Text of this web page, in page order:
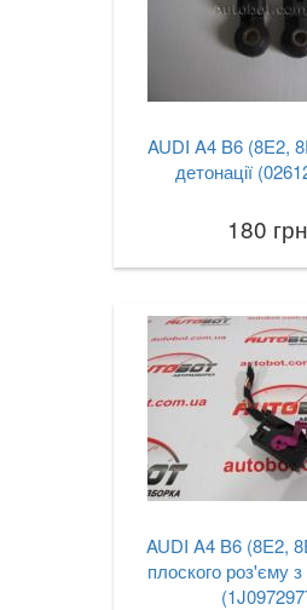
AUDI A4 B6 (8E2,
детонації
180
AUDI A4 B6 (8E2,
плоского роз'єму